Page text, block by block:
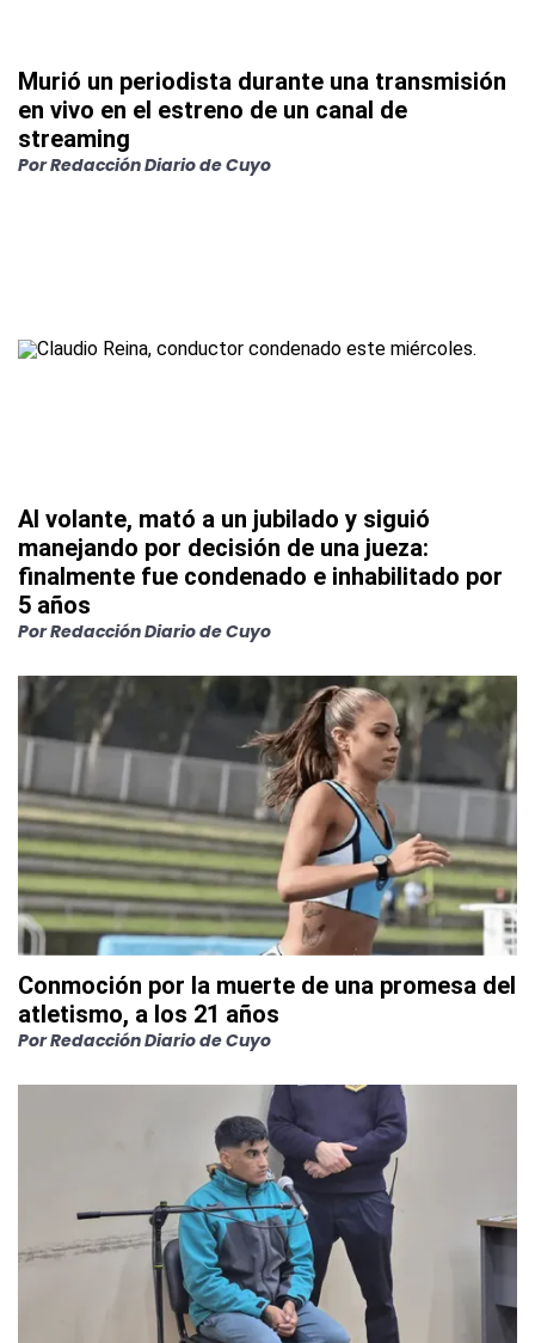
Murió un periodista durante una transmisión
en vivo en el estreno de un canal de
streaming
PorRedacción Diario de Cuyo
Al volante, mató a un jubilado y siguió
manejando por decisión de una jueza:
finalmente fue condenado e inhabilitado por
5 años
PorRedacción Diario de Cuyo
Conmoción por la muerte de una promesa del
atletismo, a los 21 años
PorRedacción Diario de Cuyo